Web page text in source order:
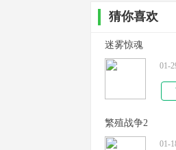
猜你喜欢
迷雾惊魂
01-
繁殖战争2
01-